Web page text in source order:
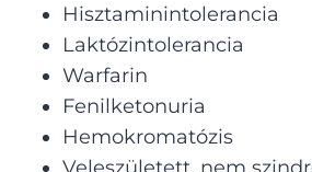
Hisztaminintolerancia
Laktózintolerancia
Warfarin
Fenilketonuria
Hemokromatózis